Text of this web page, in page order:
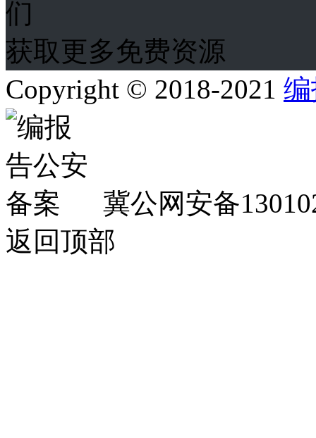
获取更多免费资源
Copyright © 2018-2021
冀公网安备
返回顶部